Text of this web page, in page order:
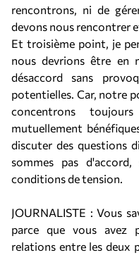
rencontrons, ni de
devons nous rencontrer
Et troisième point, je
nous devrions être en
désaccord sans
potentielles. Car, notre
concentrons
mutuellement
discuter des questions
sommes pas d'accord,
conditions de tension.
JOURNALISTE : Vous
parce que vous avez
relations entre les deux